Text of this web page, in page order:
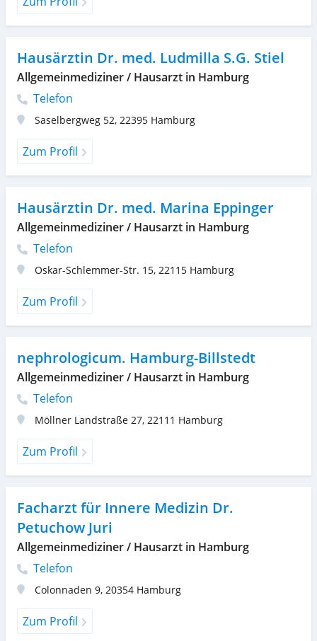
Hausärztin Dr. med. Ludmilla S.G. Stiel
Allgemeinmediziner / Hausarzt in Hamburg
Telefon
Saselbergweg 52, 22395 Hamburg
Zum Profil
Hausärztin Dr. med. Marina Eppinger
Allgemeinmediziner / Hausarzt in Hamburg
Telefon
Oskar-Schlemmer-Str. 15, 22115 Hamburg
Zum Profil
nephrologicum. Hamburg-Billstedt
Allgemeinmediziner / Hausarzt in Hamburg
Telefon
Möllner Landstraße 27, 22111 Hamburg
Zum Profil
Facharzt für Innere Medizin Dr.
Petuchow Juri
Allgemeinmediziner / Hausarzt in Hamburg
Telefon
Colonnaden 9, 20354 Hamburg
Zum Profil